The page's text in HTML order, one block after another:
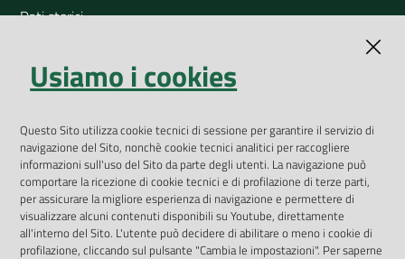
Dati storici
Open Data
App Arpav
Rapporti regionali annuali
Le Infografiche
Dispenser dati
Usiamo i cookies
Questo Sito utilizza cookie tecnici di sessione per garantire il servizio di
navigazione del Sito, nonchè cookie tecnici analitici per raccogliere
informazioni sull'uso del Sito da parte degli utenti. La navigazione può
comportare la ricezione di cookie tecnici e di profilazione di terze parti,
per assicurare la migliore esperienza di navigazione e permettere di
visualizzare alcuni contenuti disponibili su Youtube, direttamente
all'interno del Sito. L'utente può decidere di abilitare o meno i cookie di
profilazione, cliccando sul pulsante "Cambia le impostazioni". Per saperne